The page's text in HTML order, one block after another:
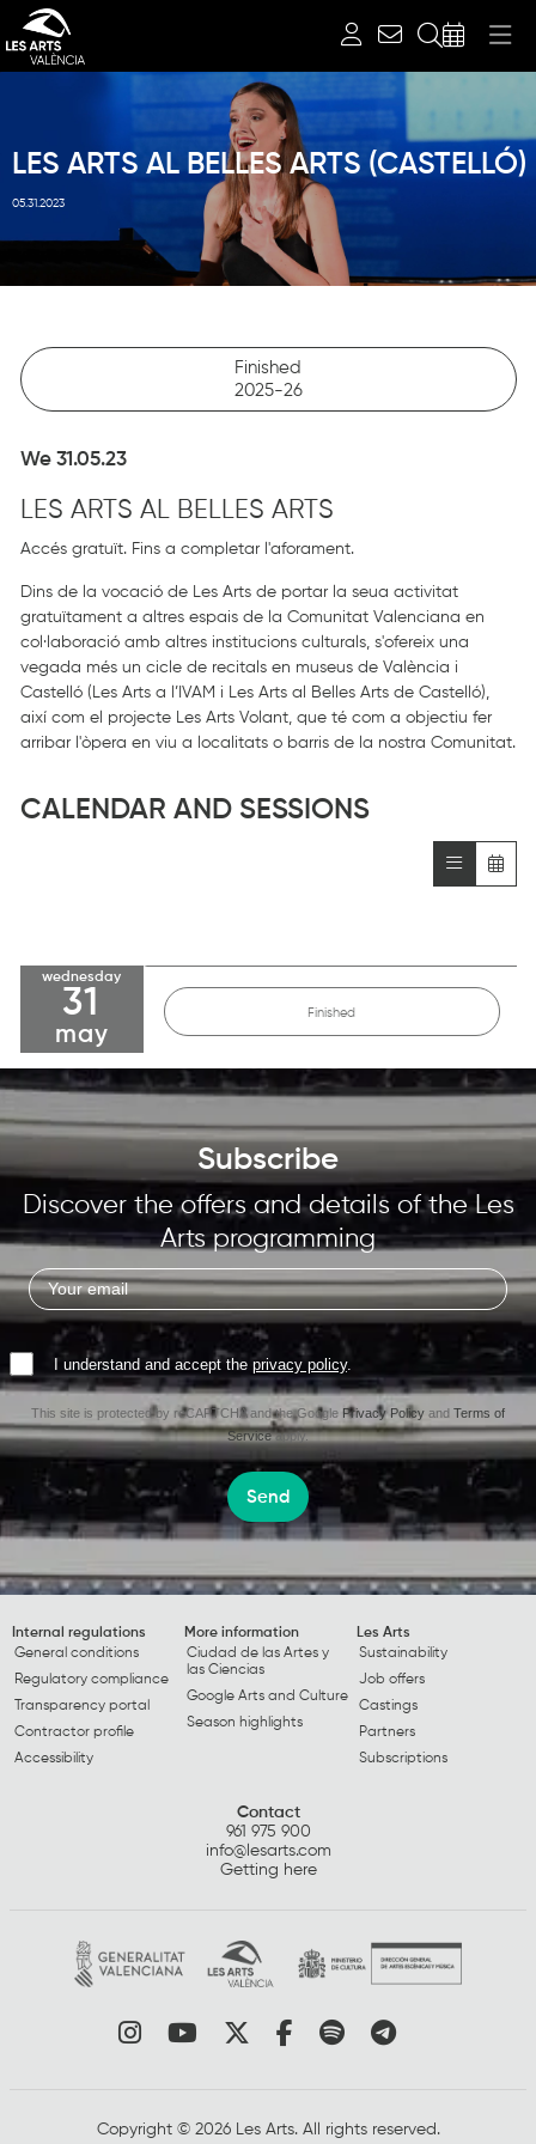
LES ARTS AL BELLES ARTS (CASTELLÓ)
05.31.2023
Finished
2025-26
We 31.05.23
LES ARTS AL BELLES ARTS
Accés gratuït. Fins a completar l'aforament.
Dins de la vocació de Les Arts de portar la seua activitat
gratuïtament a altres espais de la Comunitat Valenciana en
col·laboració amb altres institucions culturals, s'ofereix una
vegada més un cicle de recitals en museus de València i
Castelló (Les Arts a l’IVAM i Les Arts al Belles Arts de Castelló),
així com el projecte Les Arts Volant, que té com a objectiu fer
arribar l'òpera en viu a localitats o barris de la nostra Comunitat.
CALENDAR AND SESSIONS
wednesday
31
may
Finished
Subscribe
Discover the offers and details of the Les
Arts programming
I understand and accept the privacy policy.
This site is protected by reCAPTCHA and the Google Privacy Policy and Terms of
Serviceapply.
Send
Internal regulations
General conditions
Regulatory compliance
Transparency portal
Contractor profile
Accessibility
More information
Ciudad de las Artes y
las Ciencias
Google Arts and Culture
Season highlights
Les Arts
Sustainability
Job offers
Castings
Partners
Subscriptions
Contact
961 975 900
info@lesarts.com
Getting here
Link to instagram
Link to youtube
Link to twitter
Link to facebook
Link to spotify
Link to
Copyright © 2026 Les Arts. All rights reserved.